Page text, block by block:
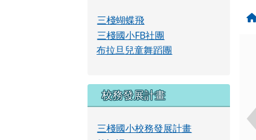
三棧蝴蝶飛
三棧國小FB社團
布拉旦兒童舞蹈團
校務發展計畫
三棧國小校務發展計畫